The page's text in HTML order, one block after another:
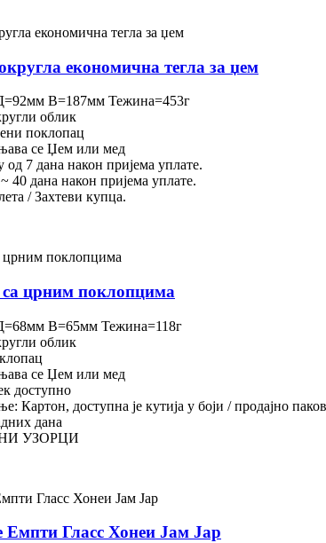
економична тегла за џем
В=187мм Тежина=453г
облик
поклопац
се Џем или мед
7 дана након пријема уплате.
40 дана након пријема уплате.
/ Захтеви купца.
црним поклопцима
В=65мм Тежина=118г
облик
се Џем или мед
доступно
Картон, доступна је кутија у боји / продајно
дана
УЗОРЦИ
Емпти Гласс Хонеи Јам Јар